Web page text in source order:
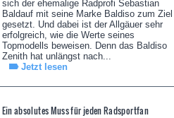
sich der ehemalige Radprofi Sebastian
Baldauf mit seine Marke Baldiso zum Ziel
gesetzt. Und dabei ist der Allgäuer sehr
erfolgreich, wie die Werte seines
Topmodells beweisen. Denn das Baldiso
Zenith hat unlängst nach...
Jetzt lesen
Ein absolutes Muss für jeden Radsportfan